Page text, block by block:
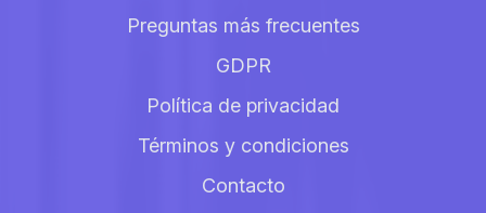
Preguntas más frecuentes
GDPR
Política de privacidad
Términos y condiciones
Contacto